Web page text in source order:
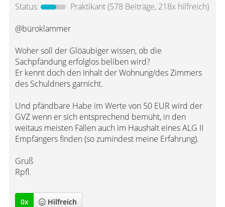
Status:
Praktikant(578 Beiträge, 218x hilfreich)
@büroklammer
Woher soll der Glöäubiger wissen, ob die
Sachpfändung erfolglos beliben wird?
Er kennt doch den Inhalt der Wohnung/des Zimmers
des Schuldners garnicht.
Und pfändbare Habe im Werte von 50 EUR wird der
GVZ wenn er sich entsprechend bemüht, in den
weitaus meisten Fällen auch im Haushalt eines ALG II
Empfängers finden (so zumindest meine Erfahrung).
Gruß
Rpfl.
0x Hilfreich